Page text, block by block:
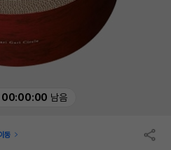
00:00:00 남음
동